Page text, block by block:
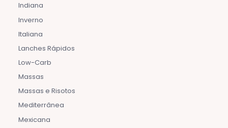
Indiana
Inverno
Italiana
Lanches Rápidos
Low-Carb
Massas
Massas e Risotos
Mediterrânea
Mexicana